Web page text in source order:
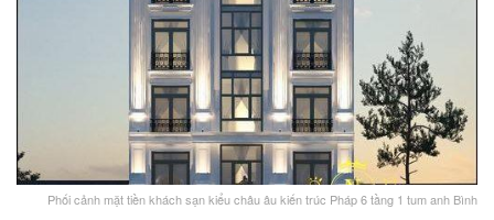
Phối cảnh mặt tiền khách sạn kiểu châu âu kiến trúc Pháp 6 tầng 1 tum anh Bình